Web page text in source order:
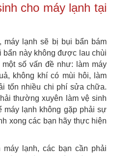
cho máy lạnh tại
máy lạnh sẽ bị bụi bẩn bám
này không được lau chùi
số vấn đề như: làm máy
không khí có mùi hôi, làm
tốn nhiều chi phí sửa chữa.
thường xuyên làm vệ sinh
máy lạnh không gặp phải sự
xong các bạn hãy thực hiện
lạnh, các bạn cần phải